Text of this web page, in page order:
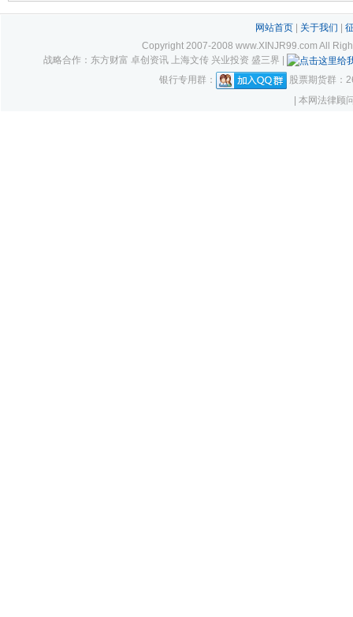
网站首页| 关于我们
Copyright 2007-2008 www.XINJR99.com All
战略合作：东方财富 卓创资讯 上海文传 兴业投资 盛三界 |
银行专用群：
股票期货群：
| 本网法律顾